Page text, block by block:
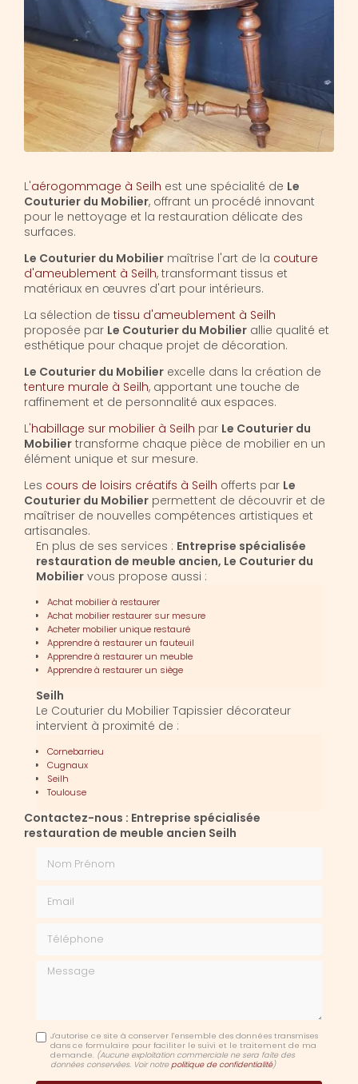
L'aérogommage à Seilh est une spécialité de Le
Couturier du Mobilier, offrant un procédé innovant
pour le nettoyage et la restauration délicate des
surfaces.
Le Couturier du Mobilier maîtrise l'art de la couture
d'ameublement à Seilh, transformant tissus et
matériaux en œuvres d'art pour intérieurs.
La sélection de tissu d'ameublement à Seilh
proposée par Le Couturier du Mobilier allie qualité et
esthétique pour chaque projet de décoration.
Le Couturier du Mobilier excelle dans la création de
tenture murale à Seilh, apportant une touche de
raffinement et de personnalité aux espaces.
L'habillage sur mobilier à Seilh par Le Couturier du
Mobilier transforme chaque pièce de mobilier en un
élément unique et sur mesure.
Les cours de loisirs créatifs à Seilh offerts par Le
Couturier du Mobilier permettent de découvrir et de
maîtriser de nouvelles compétences artistiques et
artisanales.
En plus de ses services : Entreprise spécialisée
restauration de meuble ancien, Le Couturier du
Mobilier vous propose aussi :
Achat mobilier à restaurer
Achat mobilier restaurer sur mesure
Acheter mobilier unique restauré
Apprendre à restaurer un fauteuil
Apprendre à restaurer un meuble
Apprendre à restaurer un siège
Seilh
Le Couturier du Mobilier Tapissier décorateur
intervient à proximité de :
Cornebarrieu
Cugnaux
Seilh
Toulouse
Contactez-nous : Entreprise spécialisée
restauration de meuble ancien Seilh
Message
J'autorise ce site à conserver l'ensemble des données transmises
dans ce formulaire pour faciliter le suivi et le traitement de ma
demande. (Aucune exploitation commerciale ne sera faite des
données conservées. Voir notrepolitique de confidentialité)